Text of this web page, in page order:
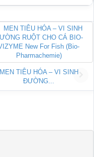
MEN TIÊU HÓA – VI SINH
ĐƯỜNG...